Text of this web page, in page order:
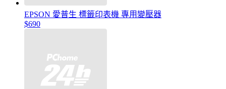
EPSON 愛普生 標籤印表機 專用變壓器
$690